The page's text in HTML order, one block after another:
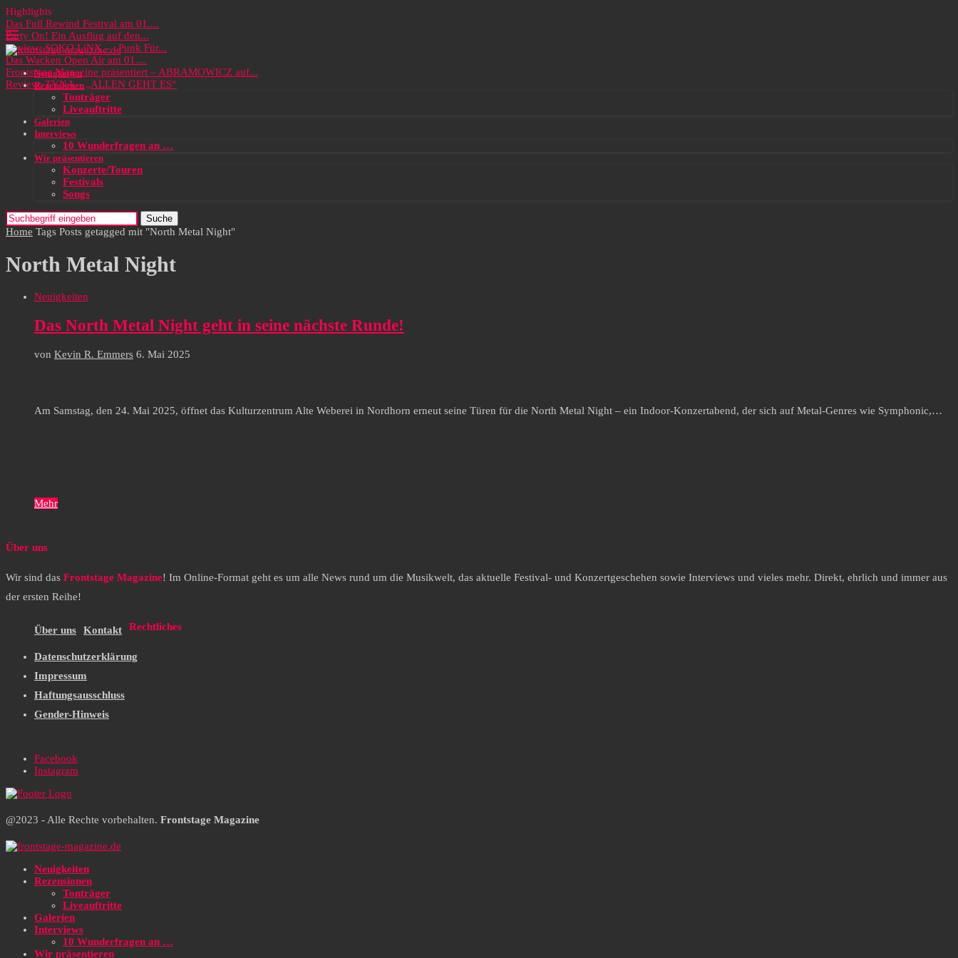
Highlights
Das Full Rewind Festival am 01....
Party On! Ein Ausflug auf den...
Review: SOKO LiNX – „Punk Für...
Das Wacken Open Air am 01....
Frontstage Magazine präsentiert – ABRAMOWICZ auf...
Review: TYNA – „ALLEN GEHT ES“
Neuigkeiten
Rezensionen
Tonträger
Liveauftritte
Galerien
Interviews
10 Wunderfragen an …
Wir präsentieren
Konzerte/Touren
Festivals
Songs
Suche
Home Tags Posts getagged mit "North Metal Night"
North Metal Night
Neuigkeiten
Das North Metal Night geht in seine nächste Runde!
von Kevin R. Emmers 6. Mai 2025
Am Samstag, den 24. Mai 2025, öffnet das Kulturzentrum Alte Weberei in Nordhorn erneut seine Türen für die North Metal Night – ein Indoor-Konzertabend, der sich auf Metal-Genres wie Symphonic,…
Mehr
Über uns
Wir sind das Frontstage Magazine! Im Online-Format geht es um alle News rund um die Musikwelt, das aktuelle Festival- und Konzertgeschehen sowie Interviews und vieles mehr. Direkt, ehrlich und immer aus
der ersten Reihe!
Über uns Kontakt Rechtliches
Datenschutzerklärung
Impressum
Haftungsausschluss
Gender-Hinweis
Facebook
Instagram
@2023 - Alle Rechte vorbehalten. Frontstage Magazine
Neuigkeiten
Rezensionen
Tonträger
Liveauftritte
Galerien
Interviews
10 Wunderfragen an …
Wir präsentieren